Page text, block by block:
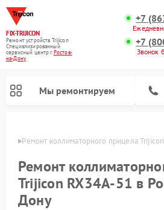
FIX-TRIJICON
Ремонт устройств Trijicon
Специализированный
cервисный центр г.Ростов-
на-Дону
+7
+7
Звонок
Мы ремонтируем
Ремонт коллиматорного прицела
Ремонт
Trijicon RX34A-51 в
Дону